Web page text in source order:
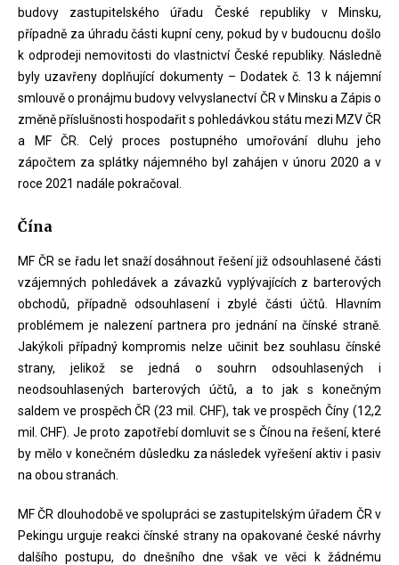
budovy zastupitelského úřadu České republiky v Minsku,
případně za úhradu části kupní ceny, pokud by v budoucnu došlo
k odprodeji nemovitosti do vlastnictví České republiky. Následně
byly uzavřeny doplňující dokumenty – Dodatek č. 13 k nájemní
smlouvě o pronájmu budovy velvyslanectví ČR v Minsku a Zápis o
změně příslušnosti hospodařit s pohledávkou státu mezi MZV ČR
a MF ČR. Celý proces postupného umořování dluhu jeho
zápočtem za splátky nájemného byl zahájen v únoru 2020 a v
roce 2021 nadále pokračoval.
Čína
MF ČR se řadu let snaží dosáhnout řešení již odsouhlasené části
vzájemných pohledávek a závazků vyplývajících z barterových
obchodů, případně odsouhlasení i zbylé části účtů. Hlavním
problémem je nalezení partnera pro jednání na čínské straně.
Jakýkoli případný kompromis nelze učinit bez souhlasu čínské
strany, jelikož se jedná o souhrn odsouhlasených i
neodsouhlasených barterových účtů, a to jak s konečným
saldem ve prospěch ČR (23 mil. CHF), tak ve prospěch Číny (12,2
mil. CHF). Je proto zapotřebí domluvit se s Čínou na řešení, které
by mělo v konečném důsledku za následek vyřešení aktiv i pasiv
na obou stranách.
MF ČR dlouhodobě ve spolupráci se zastupitelským úřadem ČR v
Pekingu urguje reakci čínské strany na opakované české návrhy
dalšího postupu, do dnešního dne však ve věci k žádnému